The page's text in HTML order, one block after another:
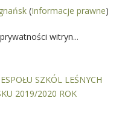
(Informacje prawne)
witryn...
SZKÓL LEŚNYCH
2019/2020 ROK